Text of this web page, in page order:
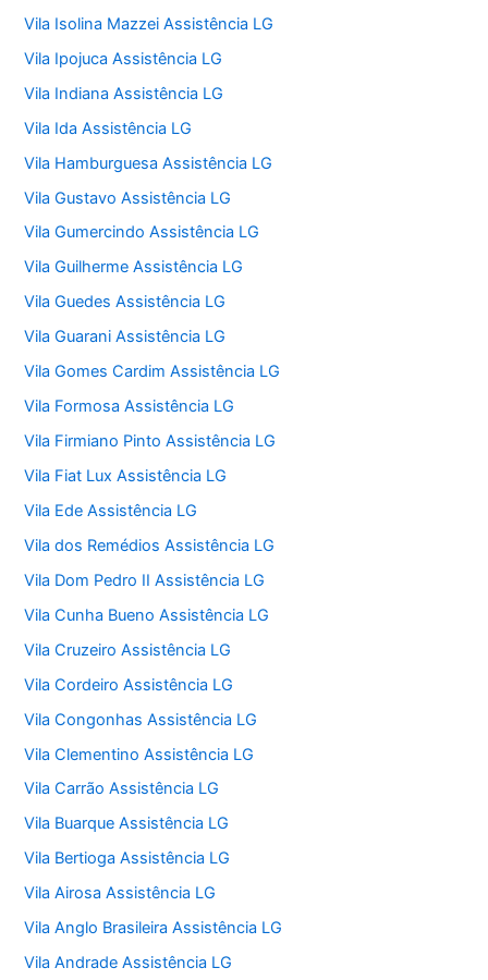
Vila Isolina Mazzei Assistência LG
Vila Ipojuca Assistência LG
Vila Indiana Assistência LG
Vila Ida Assistência LG
Vila Hamburguesa Assistência LG
Vila Gustavo Assistência LG
Vila Gumercindo Assistência LG
Vila Guilherme Assistência LG
Vila Guedes Assistência LG
Vila Guarani Assistência LG
Vila Gomes Cardim Assistência LG
Vila Formosa Assistência LG
Vila Firmiano Pinto Assistência LG
Vila Fiat Lux Assistência LG
Vila Ede Assistência LG
Vila dos Remédios Assistência LG
Vila Dom Pedro II Assistência LG
Vila Cunha Bueno Assistência LG
Vila Cruzeiro Assistência LG
Vila Cordeiro Assistência LG
Vila Congonhas Assistência LG
Vila Clementino Assistência LG
Vila Carrão Assistência LG
Vila Buarque Assistência LG
Vila Bertioga Assistência LG
Vila Airosa Assistência LG
Vila Anglo Brasileira Assistência LG
Vila Andrade Assistência LG